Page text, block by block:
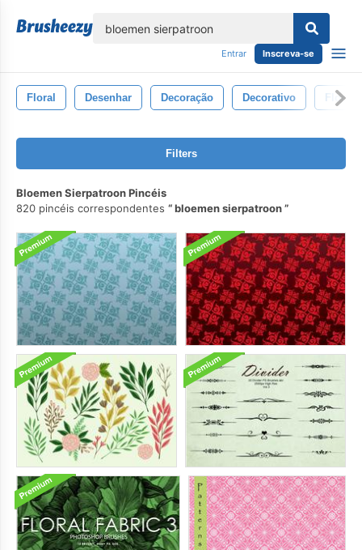
Entrar Inscreva-se
Floral Desenhar Decoração Decorativo Flor
Filters
Bloemen Sierpatroon Pincéis
820 pincéis correspondentes
bloemen sierpatroon